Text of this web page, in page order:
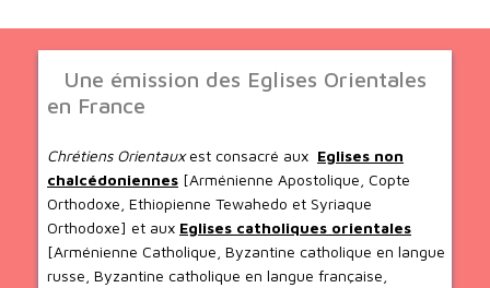
Une émission des Eglises Orientales
en France
Chrétiens Orientauxest consacré aux Eglises non
chalcédoniennes [Arménienne Apostolique, Copte
Orthodoxe, Ethiopienne Tewahedo et Syriaque
Orthodoxe] et aux Eglises catholiques orientales
[Arménienne Catholique, Byzantine catholique en langue
russe, Byzantine catholique en langue française,